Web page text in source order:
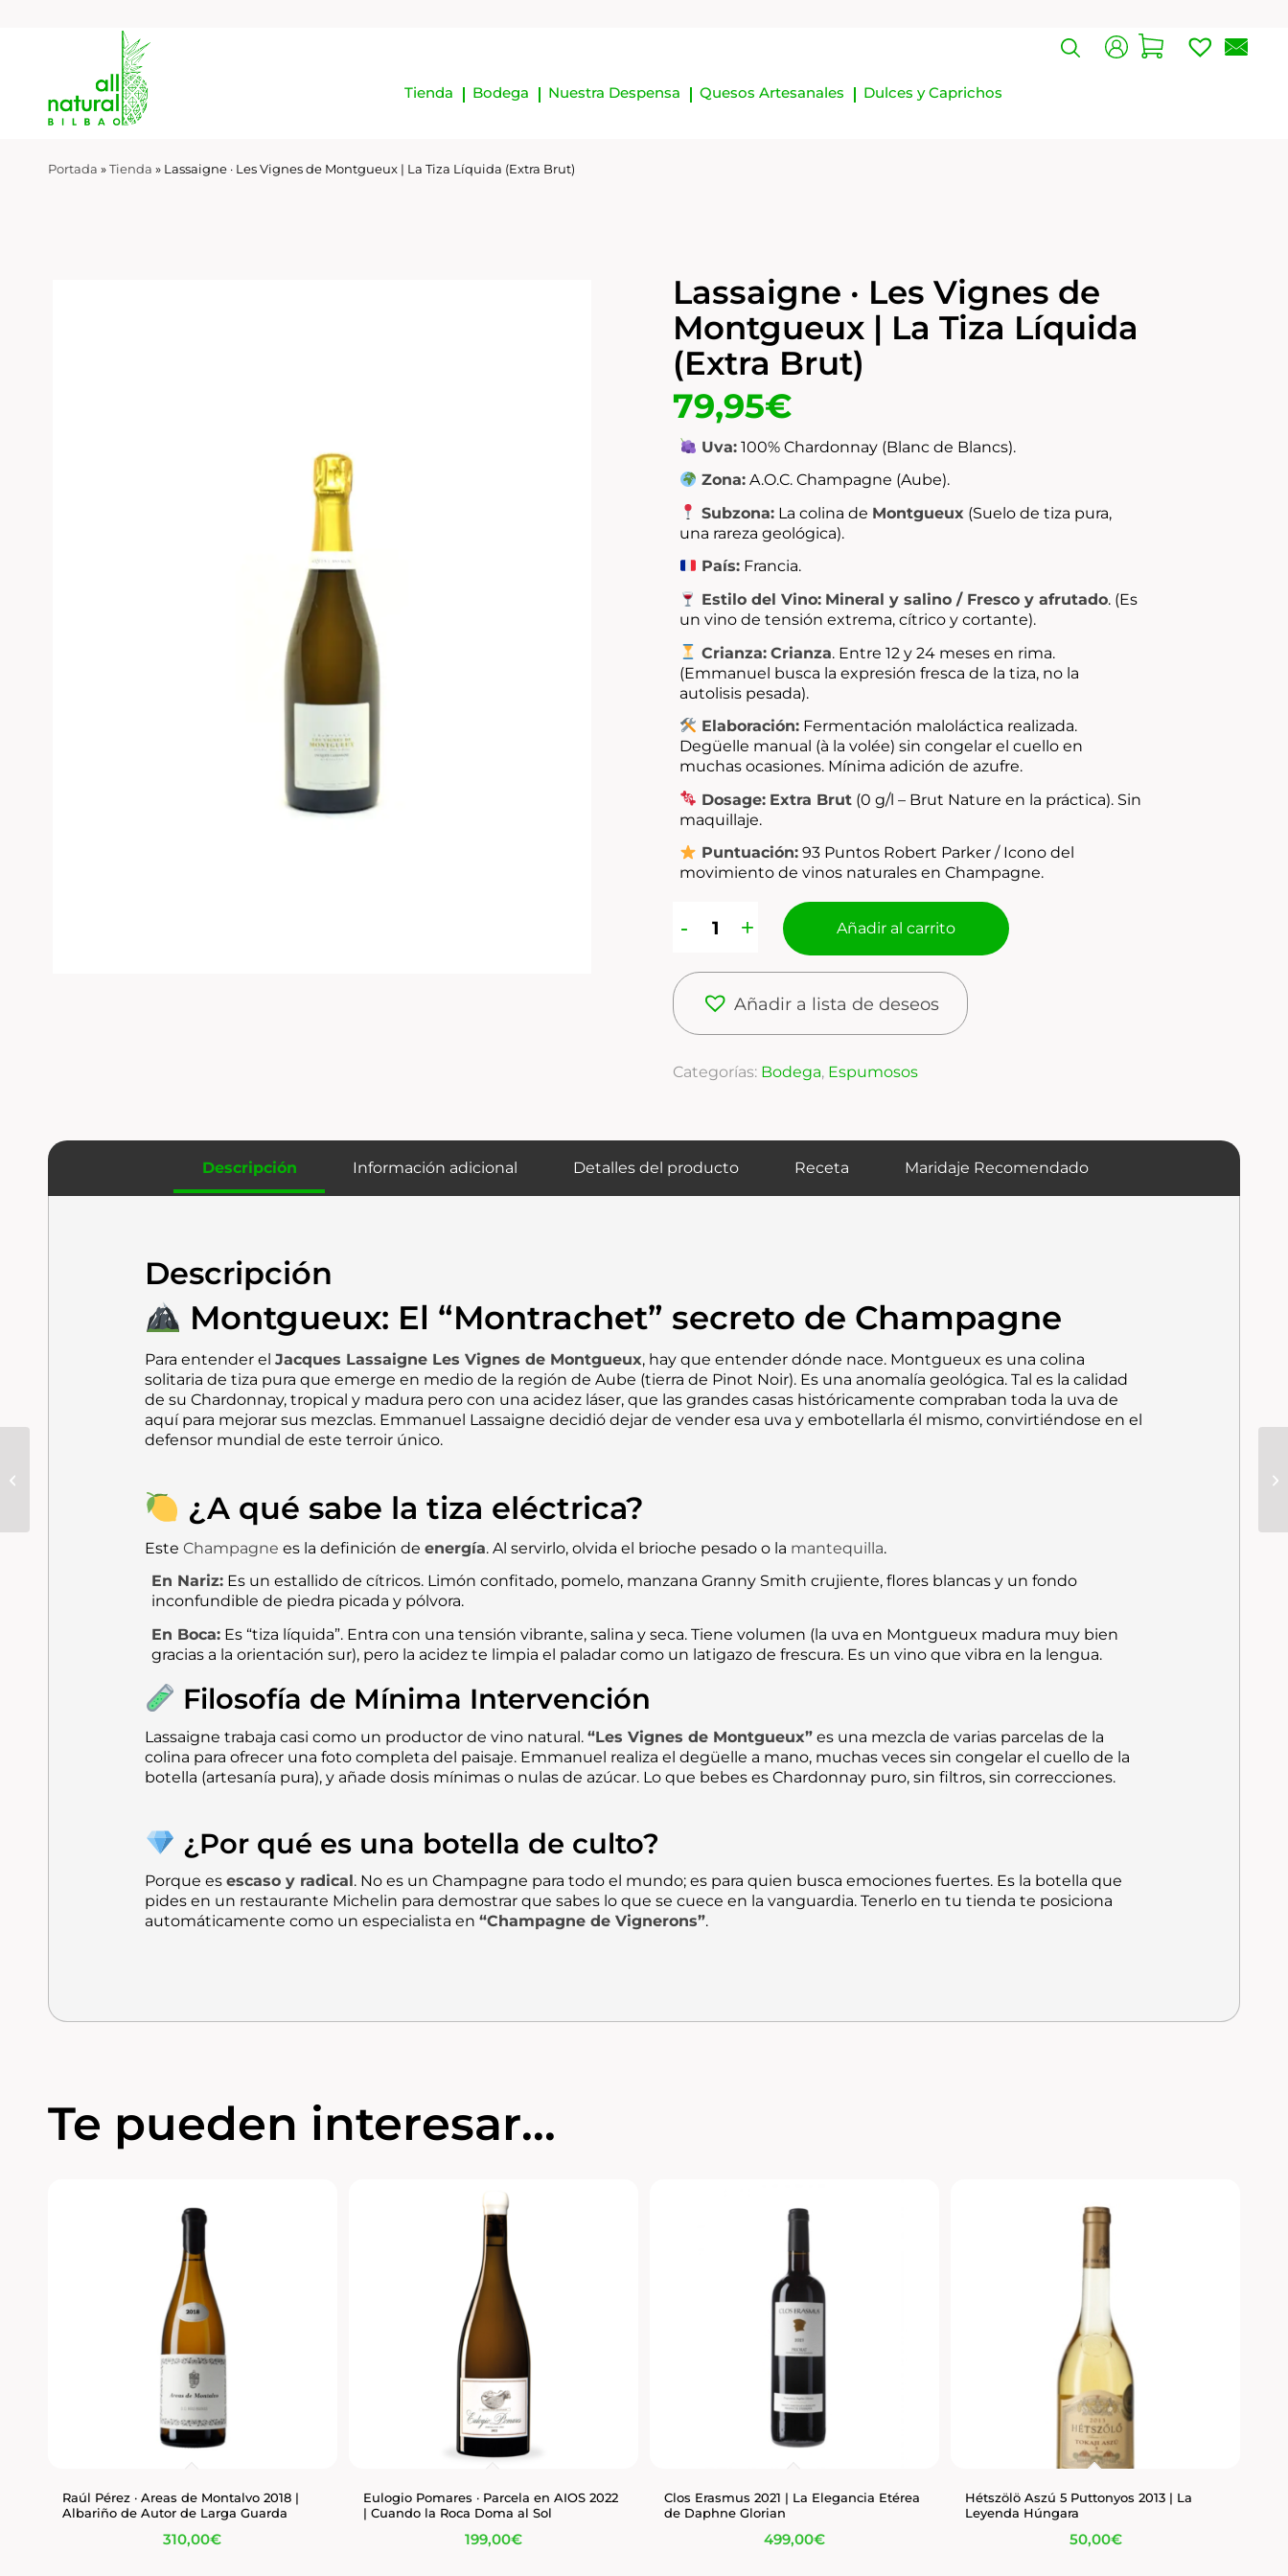
Tienda Bodega Nuestra Despensa Quesos Artesanales Dulces y Caprichos
Portada »Tienda » Lassaigne · Les Vignes de Montgueux | La Tiza Líquida (Extra Brut)
Lassaigne · Les Vignes de
Montgueux | La Tiza Líquida
(Extra Brut)
79,95€
Uva: 100% Chardonnay (Blanc de Blancs).
Zona: A.O.C. Champagne (Aube).
Subzona: La colina de Montgueux (Suelo de tiza pura,
una rareza geológica).
País: Francia.
Estilo del Vino: Mineral y salino / Fresco y afrutado. (Es
un vino de tensión extrema, cítrico y cortante).
Crianza: Crianza. Entre 12 y 24 meses en rima.
(Emmanuel busca la expresión fresca de la tiza, no la
autolisis pesada).
Elaboración: Fermentación maloláctica realizada.
Degüelle manual (à la volée) sin congelar el cuello en
muchas ocasiones. Mínima adición de azufre.
Dosage: Extra Brut (0 g/l – Brut Nature en la práctica). Sin
maquillaje.
Puntuación: 93 Puntos Robert Parker / Icono del
movimiento de vinos naturales en Champagne.
Añadir al carrito
Añadir a lista de deseos
Categorías: Bodega, Espumosos
Descripción Información adicional Detalles del producto Receta Maridaje Recomendado
Descripción
Montgueux: El “Montrachet” secreto de Champagne
Para entender el Jacques Lassaigne Les Vignes de Montgueux, hay que entender dónde nace. Montgueux es una colina
solitaria de tiza pura que emerge en medio de la región de Aube (tierra de Pinot Noir). Es una anomalía geológica. Tal es la calidad
de su Chardonnay, tropical y madura pero con una acidez láser, que las grandes casas históricamente compraban toda la uva de
aquí para mejorar sus mezclas. Emmanuel Lassaigne decidió dejar de vender esa uva y embotellarla él mismo, convirtiéndose en el
defensor mundial de este terroir único.
¿A qué sabe la tiza eléctrica?
Este Champagne es la definición de energía. Al servirlo, olvida el brioche pesado o la mantequilla.
En Nariz:Es un estallido de cítricos. Limón confitado, pomelo, manzana Granny Smith crujiente, flores blancas y un fondo
inconfundible de piedra picada y pólvora.
En Boca:Es “tiza líquida”. Entra con una tensión vibrante, salina y seca. Tiene volumen (la uva en Montgueux madura muy bien
gracias a la orientación sur), pero la acidez te limpia el paladar como un latigazo de frescura. Es un vino que vibra en la lengua.
Filosofía de Mínima Intervención
Lassaigne trabaja casi como un productor de vino natural. “Les Vignes de Montgueux”es una mezcla de varias parcelas de la
colina para ofrecer una foto completa del paisaje. Emmanuel realiza el degüelle a mano, muchas veces sin congelar el cuello de la
botella (artesanía pura), y añade dosis mínimas o nulas de azúcar. Lo que bebes es Chardonnay puro, sin filtros, sin correcciones.
¿Por qué es una botella de culto?
Porque es escaso y radical . No es un Champagne para todo el mundo; es para quien busca emociones fuertes. Es la botella que
pides en un restaurante Michelin para demostrar que sabes lo que se cuece en la vanguardia. Tenerlo en tu tienda te posiciona
automáticamente como un especialista en “Champagne de Vignerons”.
Te pueden interesar...
Raúl Pérez · Areas de Montalvo 2018 |
Albariño de Autor de Larga Guarda
310,00€
Eulogio Pomares · Parcela en AIOS 2022
| Cuando la Roca Doma al Sol
199,00€
Clos Erasmus 2021 | La Elegancia Etérea
de Daphne Glorian
499,00€
Hétszölö Aszú 5 Puttonyos 2013 | La
Leyenda Húngara
50,00€
Sierra de Toloño · La